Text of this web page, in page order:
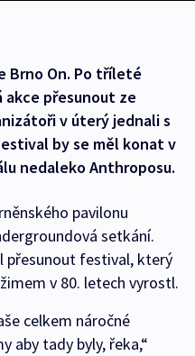
Brno On. Po tříleté
akce přesunout ze
v úterý jednali s
by se měl konat v
nedaleko Anthroposu.
pavilonu
setkání.
přesunout festival, který
v 80. letech vyrostl.
celkem náročné
aby tady byly, řeka,“